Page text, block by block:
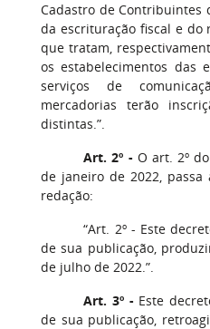
Cadastro de Contribuintes
da escrituração fiscal e do
que tratam,
os estabelecimentos das
serviços de
mercadorias terão
distintas.”.
Art. 2º - O art. 2º
de janeiro de 2022,
redação:
“Art. 2º - Este
de sua publicação,
de julho de 2022.”.
Art. 3º - Este
de sua publicação,